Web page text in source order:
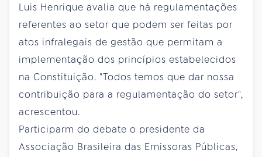
Luis Henrique avalia que há regulamentações
referentes ao setor que podem ser feitas por
atos infralegais de gestão que permitam a
implementação dos princípios estabelecidos
na Constituição. "Todos temos que dar nossa
contribuição para a regulamentação do setor",
acrescentou.
Participarm do debate o presidente da
Associação Brasileira das Emissoras Públicas,